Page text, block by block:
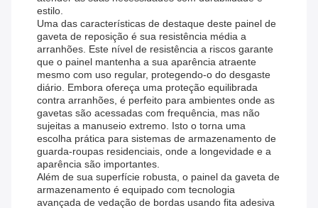
estilo.
Uma das características de destaque deste painel de
gaveta de reposição é sua resistência média a
arranhões. Este nível de resistência a riscos garante
que o painel mantenha a sua aparência atraente
mesmo com uso regular, protegendo-o do desgaste
diário. Embora ofereça uma proteção equilibrada
contra arranhões, é perfeito para ambientes onde as
gavetas são acessadas com frequência, mas não
sujeitas a manuseio extremo. Isto o torna uma
escolha prática para sistemas de armazenamento de
guarda-roupas residenciais, onde a longevidade e a
aparência são importantes.
Além de sua superfície robusta, o painel da gaveta de
armazenamento é equipado com tecnologia
avançada de vedação de bordas usando fita adesiva